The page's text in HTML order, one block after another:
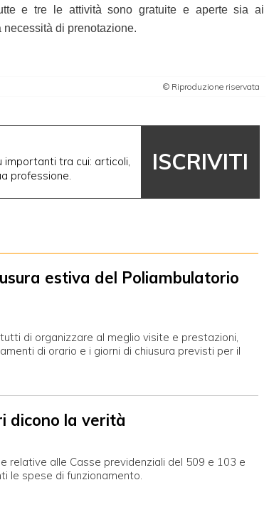
e tre le attività sono gratuite e aperte sia ai
di prenotazione.
© Riproduzione riservata
importanti tra cui: articoli,
professione.
ISCRIVITI
estiva del Poliambulatorio
di organizzare al meglio visite e prestazioni,
di orario e i giorni di chiusura previsti per il
dicono la verità
relative alle Casse previdenziali del 509 e 103 e
le spese di funzionamento.